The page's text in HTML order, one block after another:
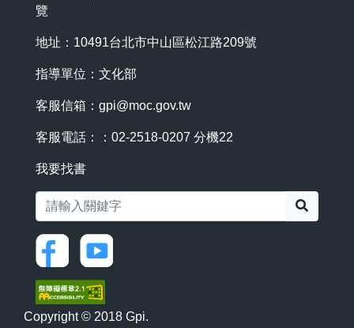
覽
地址：10491台北市中山區松江路209號
指導單位：文化部
客服信箱： gpi@moc.gov.tw
客服電話：：02-2518-0207 分機22
我要找書
Copyright © 2018 Gpi.